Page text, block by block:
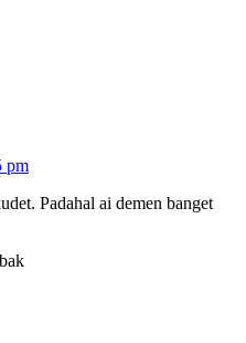
pm
Padahal ai demen banget